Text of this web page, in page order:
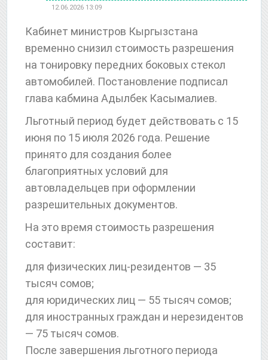
12.06.2026 13:09
Кабинет министров Кыргызстана
временно снизил стоимость разрешения
на тонировку передних боковых стекол
автомобилей. Постановление подписал
глава кабмина Адылбек Касымалиев.
Льготный период будет действовать с 15
июня по 15 июля 2026 года. Решение
принято для создания более
благоприятных условий для
автовладельцев при оформлении
разрешительных документов.
На это время стоимость разрешения
составит:
для физических лиц-резидентов — 35
тысяч сомов;
для юридических лиц — 55 тысяч сомов;
для иностранных граждан и нерезидентов
— 75 тысяч сомов.
После завершения льготного периода